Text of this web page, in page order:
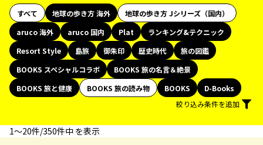
すべて 地球の歩き方 海外
地球の歩き方 Jシリーズ（国内）
aruco 海外
aruco 国内 Plat
ランキング&テクニック
Resort Style
島旅 御朱印 歴史時代
旅の図鑑
BOOKS スペシャルコラボ
BOOKS 旅の名言＆絶景
BOOKS 旅と健康
BOOKS 旅の読み物 BOOKS
D-Books
絞り込み条件を追加
1〜20件/350件中 を表示